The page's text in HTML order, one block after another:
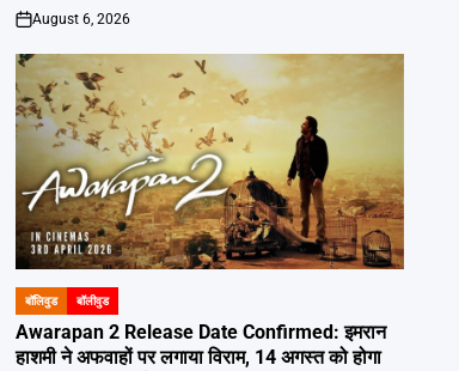
on
August 6, 2026
POSTED
IN
बॉलिवुड बॉलीवुड
Awarapan 2 Release Date Confirmed: इमरान
हाशमी ने अफवाहों पर लगाया विराम, 14 अगस्त को होगा